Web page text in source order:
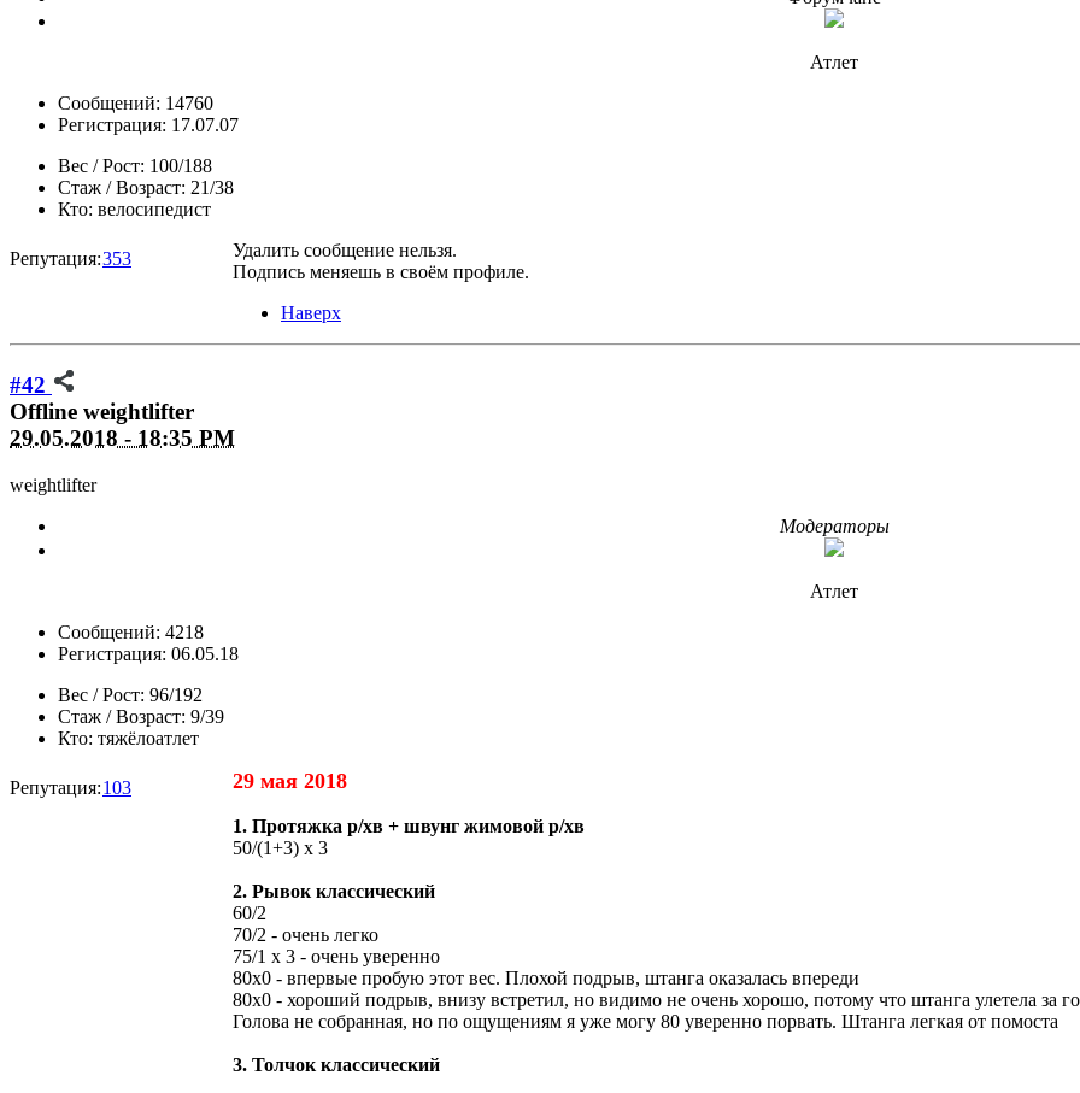
Атлет
Сообщений: 14760
Регистрация: 17.07.07
Вес / Рост: 100/188
Стаж / Возраст: 21/38
Кто: велосипедист
Репутация:353
Удалить сообщение нельзя.
Подпись меняешь в своём профиле.
Наверх
#42
Offline weightlifter
29.05.2018 - 18:35 PM
weightlifter
Модераторы
Атлет
Сообщений: 4218
Регистрация: 06.05.18
Вес / Рост: 96/192
Стаж / Возраст: 9/39
Кто: тяжёлоатлет
Репутация:103 29 мая 2018
1. Протяжка р/хв + швунг жимовой р/хв
50/(1+3) х 3
2. Рывок классический
60/2
70/2 - очень легко
75/1 х 3 - очень уверенно
80х0 - впервые пробую этот вес. Плохой подрыв, штанга оказалась впереди
80х0 - хороший подрыв, внизу встретил, но видимо не очень хорошо, потому что штанга улетела за
Голова не собранная, но по ощущениям я уже могу 80 уверенно порвать. Штанга легкая от помоста
3. Толчок классический